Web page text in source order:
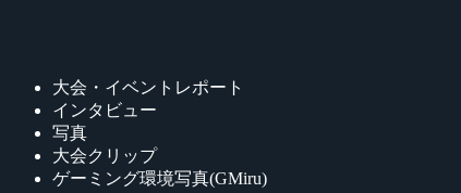
大会・イベントレポート
インタビュー
写真
大会クリップ
ゲーミング環境写真(GMiru)